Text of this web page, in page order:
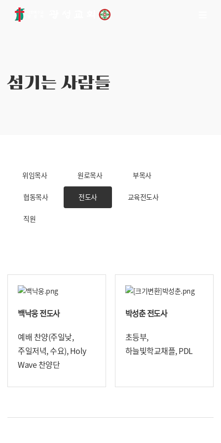
섬기는 사람들
위임목사 원로목사 부목사
협동목사 전도사 교육전도사
직원
백낙웅 전도사
예배 찬양(주일낮,
주일저녁, 수요), Holy
Wave 찬양단
박성춘 전도사
초등부,
하늘빛학교채플, PDL